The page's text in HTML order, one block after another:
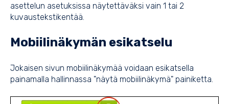
asettelun asetuksissa näytettäväksi vain 1 tai 2
kuvaustekstikentää.
Mobiilinäkymän esikatselu
Jokaisen sivun mobiilinäkymää voidaan esikatsella
painamalla hallinnassa "näytä mobiilinäkymä" painiketta.